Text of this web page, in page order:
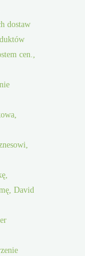
dostaw
cen.,
David